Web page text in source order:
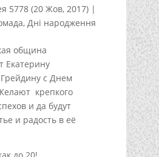
5778 (20 Жов, 2017) |
,Дні народження
община
Екатерину
с Днем
крепкого
и да будут
и радость в её